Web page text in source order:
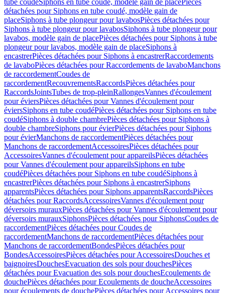
tube coudéSiphons en tube coudé, modèle gain de placePièces
détachées pour Siphons en tube coudé, modèle gain de
placeSiphons à tube plongeur pour lavabosPièces détachées pour
Siphons à tube plongeur pour lavabosSiphons à tube plongeur pour
lavabos, modèle gain de placePièces détachées pour Siphons à tube
plongeur pour lavabos, modèle gain de placeSiphons à
encastrerPièces détachées pour Siphons à encastrerRaccordements
de lavaboPièces détachées pour Raccordements de lavaboManchons
de raccordementCoudes de
raccordementRecouvrementsRaccordsPièces détachées pour
RaccordsJointsTubes de trop-pleinRallongesVannes d'écoulement
pour éviersPièces détachées pour Vannes d'écoulement pour
éviersSiphons en tube coudéPièces détachées pour Siphons en tube
coudéSiphons à double chambrePièces détachées pour Siphons à
double chambreSiphons pour évierPièces détachées pour Siphons
pour évierManchons de raccordementPièces détachées pour
Manchons de raccordementAccessoiresPièces détachées pour
AccessoiresVannes d'écoulement pour appareilsPièces détachées
pour Vannes d'écoulement pour appareilsSiphons en tube
coudéPièces détachées pour Siphons en tube coudéSiphons à
encastrerPièces détachées pour Siphons à encastrerSiphons
apparentsPièces détachées pour Siphons apparentsRaccordsPièces
détachées pour RaccordsAccessoiresVannes d'écoulement pour
déversoirs murauxPièces détachées pour Vannes d'écoulement pour
déversoirs murauxSiphonsPièces détachées pour SiphonsCoudes de
raccordementPièces détachées pour Coudes de
raccordementManchons de raccordementPièces détachées pour
Manchons de raccordementBondesPièces détachées pour
BondesAccessoiresPièces détachées pour AccessoiresDouches et
baignoiresDouchesEvacuation des sols pour douchesPièces
détachées pour Evacuation des sols pour douchesEcoulements de
douchePièces détachées pour Ecoulements de doucheAccessoires
pour écoulements de douchePièces détachées pour Accessoires pour